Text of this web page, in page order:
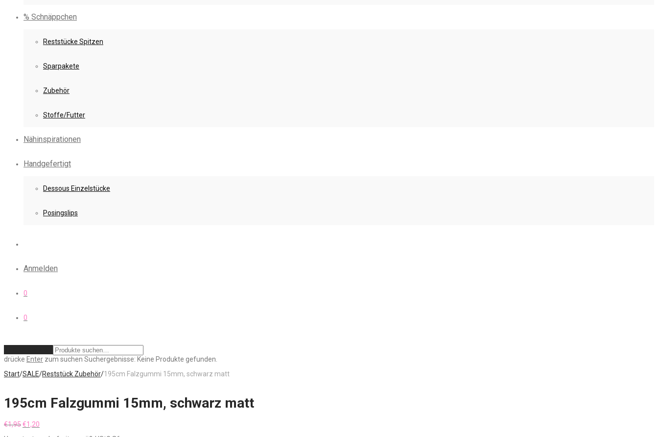
% Schnäppchen
Reststücke Spitzen
Sparpakete
Zubehör
Stoffe/Futter
Nähinspirationen
Handgefertigt
Dessous Einzelstücke
Posingslips
Anmelden
0
0
drücke Enter zum suchen Suchergebnisse: Keine Produkte gefunden.
Start/SALE/Reststück Zubehör/195cm Falzgummi 15mm, schwarz matt
195cm Falzgummi 15mm, schwarz matt
€1,95Ursprünglicher
€1,20